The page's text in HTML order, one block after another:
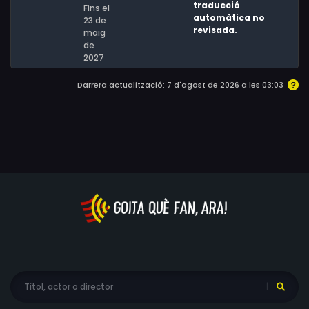
Fins el
23 de
maig
de
2027
traducció
automàtica no
revisada.
Darrera actualització: 7 d'agost de 2026 a les 03:03